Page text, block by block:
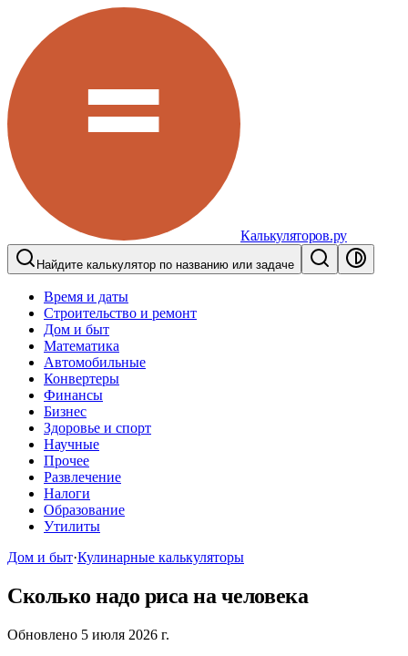
Калькуляторов.ру
Найдите калькулятор по названию или задаче
Время и даты
Строительство и ремонт
Дом и быт
Математика
Автомобильные
Конвертеры
Финансы
Бизнес
Здоровье и спорт
Научные
Прочее
Развлечение
Налоги
Образование
Утилиты
Дом и быт·Кулинарные калькуляторы
Сколько надо риса на человека
Обновлено 5 июля 2026 г.